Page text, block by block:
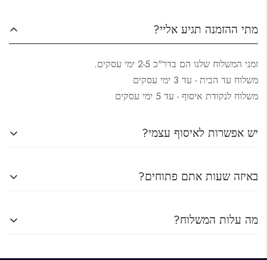
מתי ההזמנה תגיע אליי?
זמני המשלוח שלנו הם בדר"כ 2-5 ימי עסקים.
משלוח עד הבית - עד 3 ימי עסקים
משלוח לנקודת איסוף - עד 5 ימי עסקים
יש אפשרות לאיסוף עצמי?
כתובת : המלאכה 10 רעננה
באיזה שעות אתם פתוחים?
ראשון – חמישי: 9:00-18:00
שישי וערבי חג: 9:00-13:00
מה עלות המשלוח?